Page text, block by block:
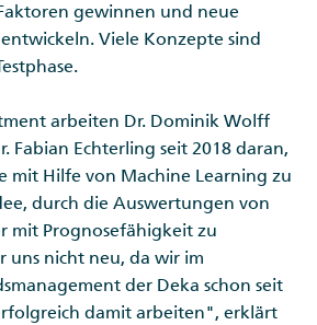
gewinnen und neue
Viele Konzepte sind
arbeiten Dr. Dominik Wolff
Fabian Echterling seit 2018 daran,
mit Hilfe von Machine Learning zu
durch die Auswertungen von
mit Prognosefähigkeit zu
uns nicht neu, da wir im
der Deka schon seit
damit arbeiten", erklärt